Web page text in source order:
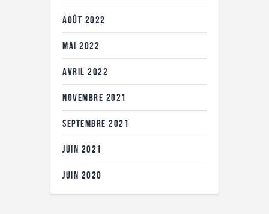
AOÛT 2022
MAI 2022
AVRIL 2022
NOVEMBRE 2021
SEPTEMBRE 2021
JUIN 2021
JUIN 2020